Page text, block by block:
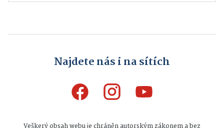
Najdete nás i na sítích